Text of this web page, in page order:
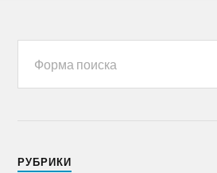
РУБРИКИ